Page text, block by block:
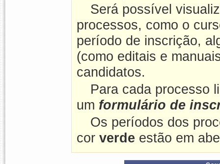
Será possível
processos, como o
período de inscrição,
(como editais e
candidatos.
Para cada processo
um formulário de
Os períodos dos
cor verde estão em